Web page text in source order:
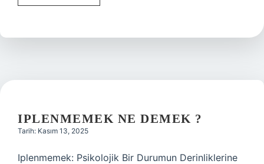
zamiri
örnekler
IPLENMEMEK NE DEMEK ?
Tarih: Kasım 13, 2025
Iplenmemek: Psikolojik Bir Durumun Derinliklerine